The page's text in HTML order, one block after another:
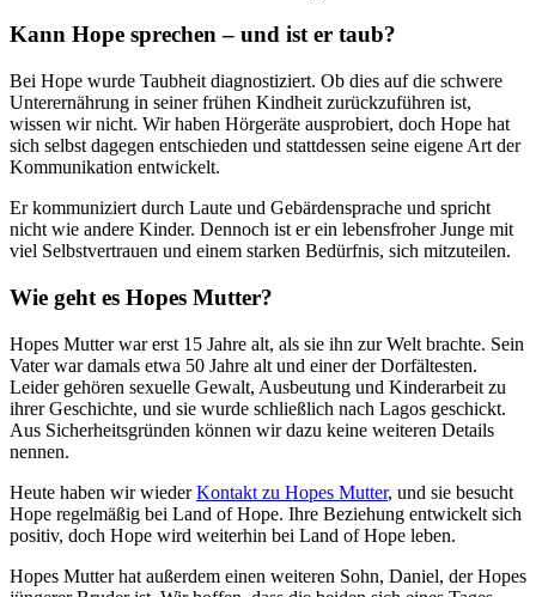
Kann Hope sprechen – und ist er taub?
Bei Hope wurde Taubheit diagnostiziert. Ob dies auf die schwere
Unterernährung in seiner frühen Kindheit zurückzuführen ist,
wissen wir nicht. Wir haben Hörgeräte ausprobiert, doch Hope hat
sich selbst dagegen entschieden und stattdessen seine eigene Art der
Kommunikation entwickelt.
Er kommuniziert durch Laute und Gebärdensprache und spricht
nicht wie andere Kinder. Dennoch ist er ein lebensfroher Junge mit
viel Selbstvertrauen und einem starken Bedürfnis, sich mitzuteilen.
Wie geht es Hopes Mutter?
Hopes Mutter war erst 15 Jahre alt, als sie ihn zur Welt brachte. Sein
Vater war damals etwa 50 Jahre alt und einer der Dorfältesten.
Leider gehören sexuelle Gewalt, Ausbeutung und Kinderarbeit zu
ihrer Geschichte, und sie wurde schließlich nach Lagos geschickt.
Aus Sicherheitsgründen können wir dazu keine weiteren Details
nennen.
Heute haben wir wiederKontakt zu Hopes Mutter, und sie besucht
Hope regelmäßig bei Land of Hope. Ihre Beziehung entwickelt sich
positiv, doch Hope wird weiterhin bei Land of Hope leben.
Hopes Mutter hat außerdem einen weiteren Sohn, Daniel, der Hopes